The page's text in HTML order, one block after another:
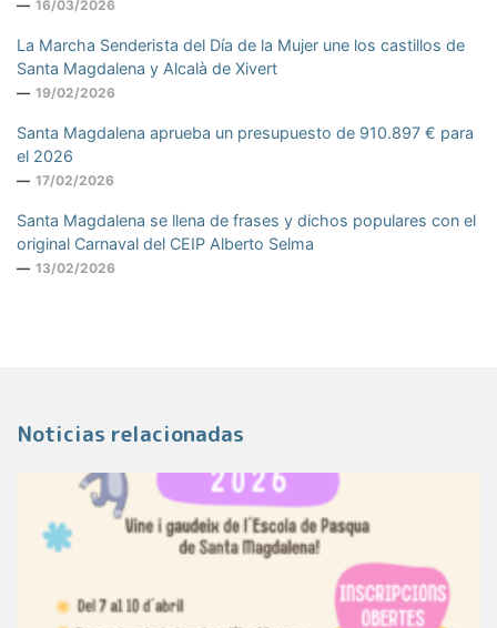
16/03/2026
La Marcha Senderista del Día de la Mujer une los castillos de
Santa Magdalena y Alcalà de Xivert
19/02/2026
Santa Magdalena aprueba un presupuesto de 910.897 € para
el 2026
17/02/2026
Santa Magdalena se llena de frases y dichos populares con el
original Carnaval del CEIP Alberto Selma
13/02/2026
Noticias relacionadas